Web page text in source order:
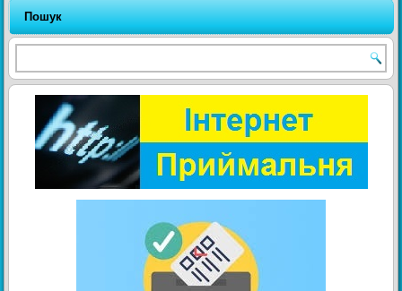
Пошук